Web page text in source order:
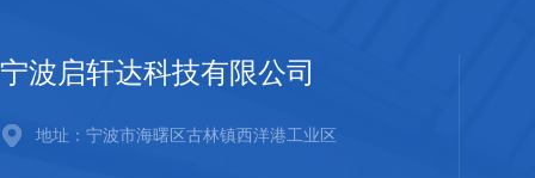
宁波启轩达科技有限公司
地址：宁波市海曙区古林镇西洋港工业区